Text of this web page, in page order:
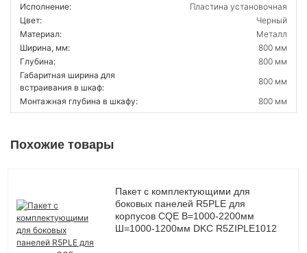
Исполнение:
Пластина установочная
Цвет:
Черный
Материал:
Металл
Ширина, мм:
800 мм
Глубина:
800 мм
Габаритная ширина для
встраивания в шкаф:
800 мм
Монтажная глубина в шкафу:
800 мм
Похожие товары
Пакет с комплектующими для
боковых панелей R5PLE для
корпусов CQE В=1000-2200мм
Ш=1000-1200мм DKC R5ZIPLE1012